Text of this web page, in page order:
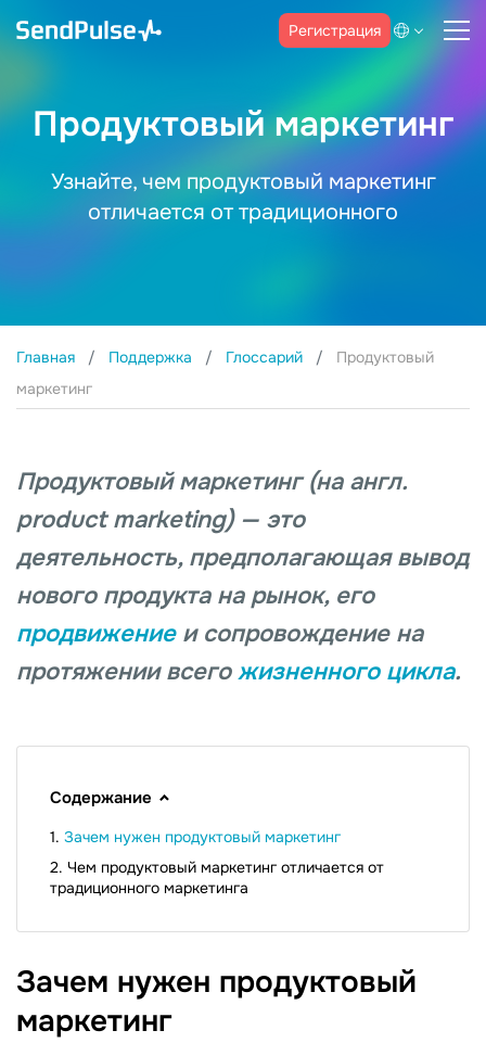
Регистрация
Продуктовый маркетинг
Узнайте, чем продуктовый маркетинг
отличается от традиционного
Главная Поддержка Глоссарий
Продуктовый
маркетинг
Продуктовый маркетинг (на англ.
product marketing) — это
деятельность, предполагающая вывод
нового продукта на рынок, его
продвижение и сопровождение на
протяжении всегожизненного цикла.
Содержание
Зачем нужен продуктовый маркетинг
Чем продуктовый маркетинг отличается от
традиционного маркетинга
Зачем нужен продуктовый
маркетинг